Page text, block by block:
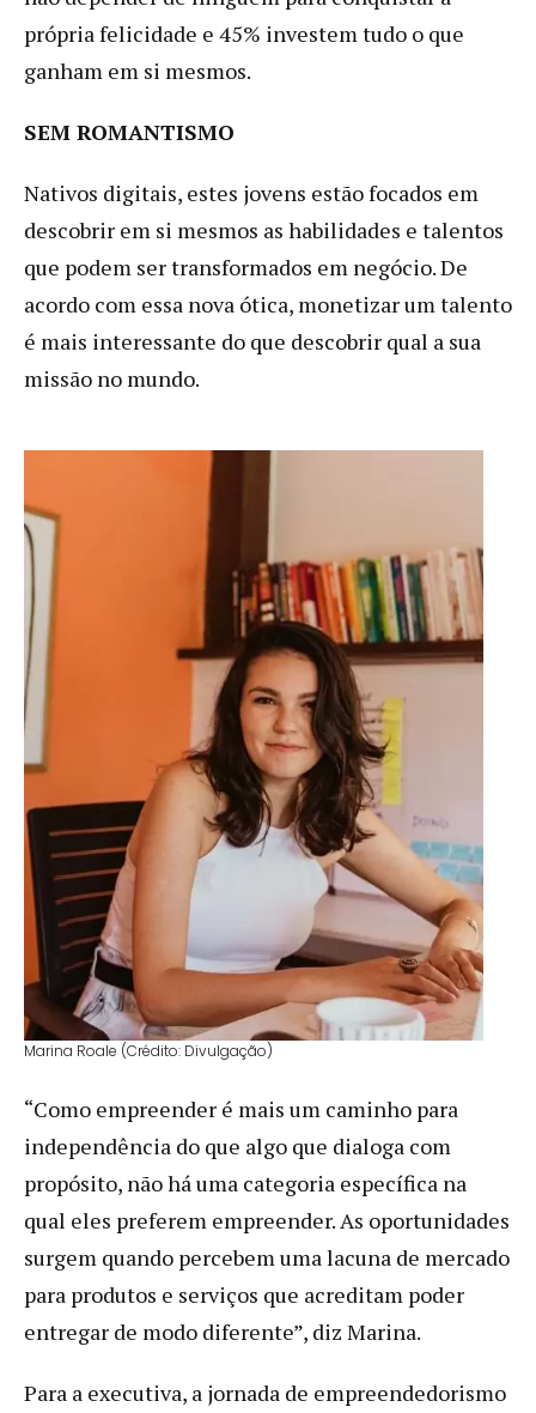
própria felicidade e 45% investem tudo o que
ganham em si mesmos.
SEM ROMANTISMO
Nativos digitais, estes jovens estão focados em
descobrir em si mesmos as habilidades e talentos
que podem ser transformados em negócio. De
acordo com essa nova ótica, monetizar um talento
é mais interessante do que descobrir qual a sua
missão no mundo.
Marina Roale (Crédito: Divulgação)
“Como empreender é mais um caminho para
independência do que algo que dialoga com
propósito, não há uma categoria específica na
qual eles preferem empreender. As oportunidades
surgem quando percebem uma lacuna de mercado
para produtos e serviços que acreditam poder
entregar de modo diferente”, diz Marina.
Para a executiva, a jornada de empreendedorismo